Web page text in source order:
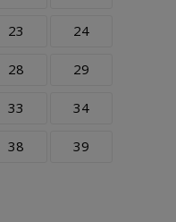
23 24
28 29
33 34
38 39